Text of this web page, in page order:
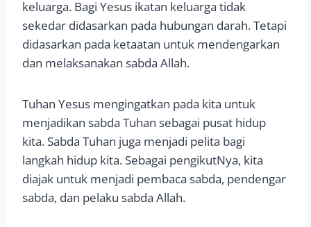
keluarga. Bagi Yesus ikatan keluarga tidak
sekedar didasarkan pada hubungan darah. Tetapi
didasarkan pada ketaatan untuk mendengarkan
dan melaksanakan sabda Allah.
Tuhan Yesus mengingatkan pada kita untuk
menjadikan sabda Tuhan sebagai pusat hidup
kita. Sabda Tuhan juga menjadi pelita bagi
langkah hidup kita. Sebagai pengikutNya, kita
diajak untuk menjadi pembaca sabda, pendengar
sabda, dan pelaku sabda Allah.